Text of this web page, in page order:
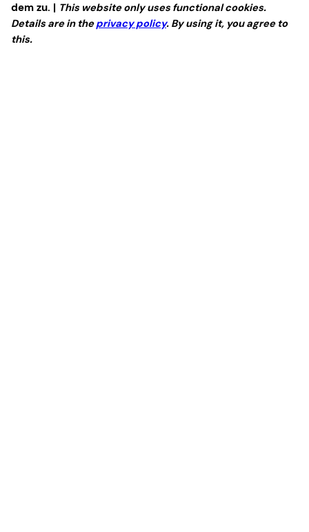
dem zu. | This website only uses functional cookies.
Details are in theprivacy policy. By using it, you agree to
this.